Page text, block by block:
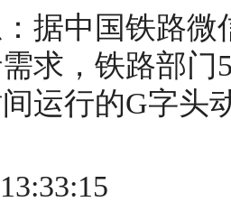
据中国铁路
求，铁路部门
运行的G字头